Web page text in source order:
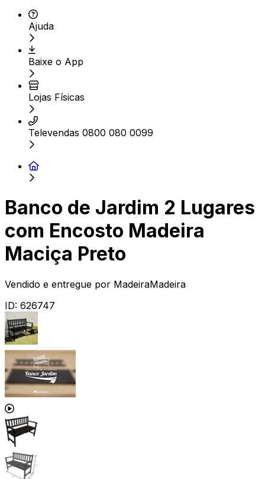
Ajuda
Baixe o App
Lojas Físicas
Televendas 0800 080 0099
Banco de Jardim 2 Lugares
com Encosto Madeira
Maciça Preto
Vendido e entregue por MadeiraMadeira
ID: 626747